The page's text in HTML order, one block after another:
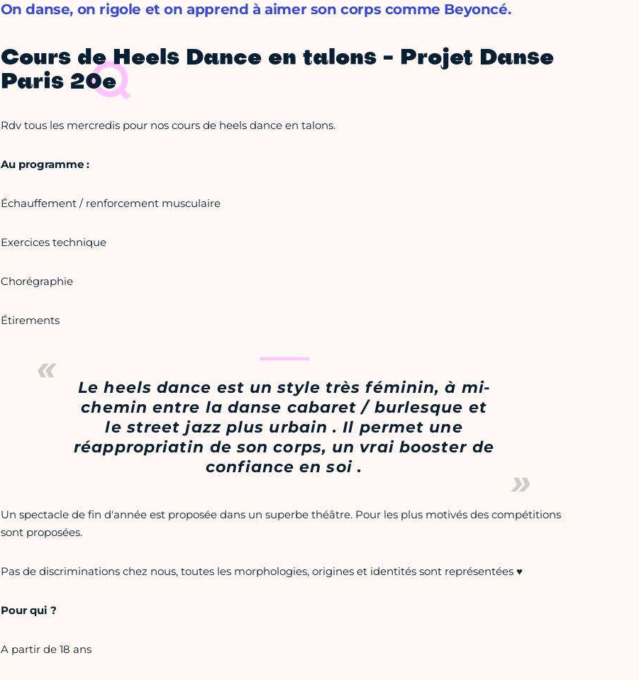
On danse, on rigole et on apprend à aimer son corps comme Beyoncé.
Cours de Heels Dance en talons - Projet Danse
Paris 20e
Rdv tous les mercredis pour nos cours de heels dance en talons.
Au programme :
Échauffement / renforcement musculaire
Exercices technique
Chorégraphie
Étirements
Le heels dance est un style très féminin, à mi-
chemin entre la danse cabaret / burlesque et
le street jazz plus urbain . Il permet une
réappropriatin de son corps, un vrai booster de
confiance en soi .
Un spectacle de fin d'année est proposée dans un superbe théâtre. Pour les plus motivés des compétitions
sont proposées.
Pas de discriminations chez nous, toutes les morphologies, origines et identités sont représentées ♥️
Pour qui ?
A partir de 18 ans